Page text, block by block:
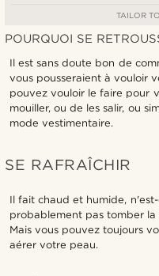
TAILOR
POURQUOI SE
Il est sans doute bon de
vous pousseraient à vouloir
pouvez vouloir le faire pour
mouiller, ou de les salir, ou
mode vestimentaire.
SE RAFRAÎCHIR
Il fait chaud et humide,
probablement pas tomber
Mais vous pouvez toujours
aérer votre peau.